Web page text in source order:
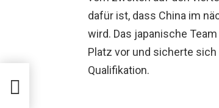
dafür ist, dass China im
wird. Das japanische
Platz vor und sicherte
Qualifikation.
bei